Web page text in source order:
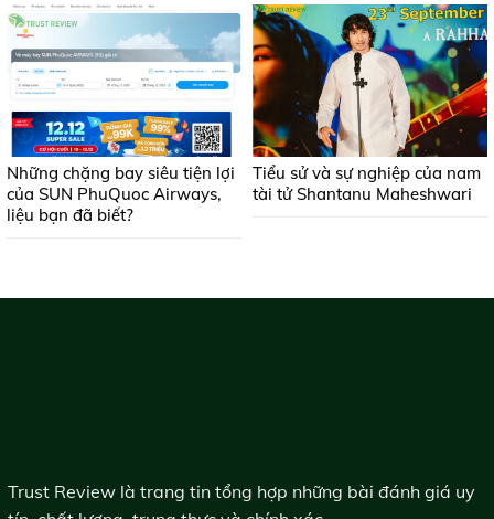
Những chặng bay siêu tiện lợi
của SUN PhuQuoc Airways,
liệu bạn đã biết?
Tiểu sử và sự nghiệp của nam
tài tử Shantanu Maheshwari
Trust Review là trang tin tổng hợp những bài đánh giá uy